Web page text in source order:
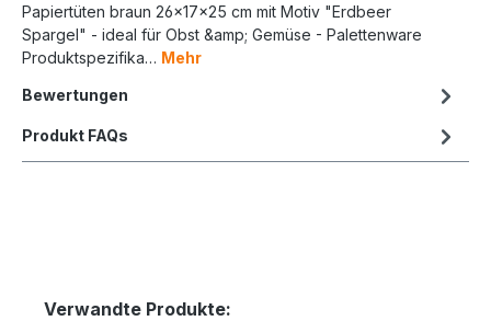
Papiertüten braun 26x17x25 cm mit Motiv "Erdbeer
Spargel" - ideal für Obst &amp; Gemüse - Palettenware
Produktspezifika… Mehr
Bewertungen
Produkt FAQs
Verwandte Produkte: